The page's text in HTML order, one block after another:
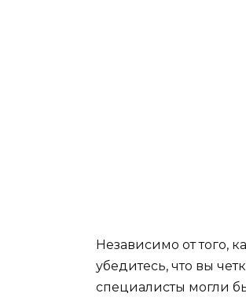
Независимо от того,
убедитесь, что вы
специалисты могли